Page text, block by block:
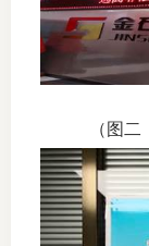
（图二